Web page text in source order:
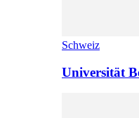
Schweiz
Universität